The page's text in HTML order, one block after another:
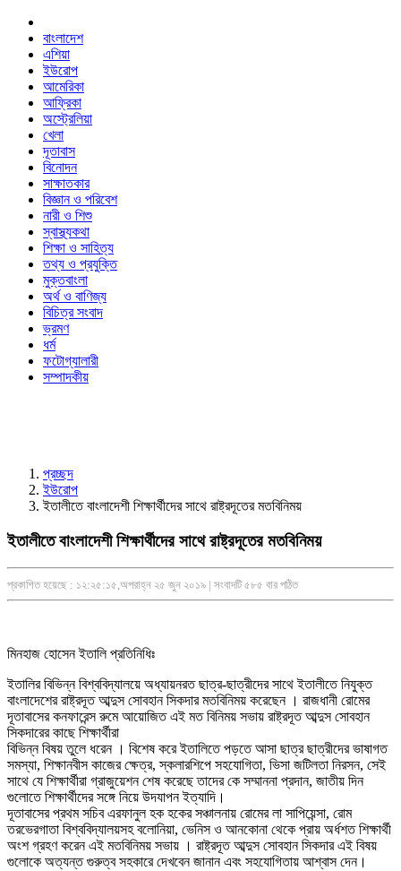
বাংলাদেশ
এশিয়া
ইউরোপ
আমেরিকা
আফ্রিকা
অস্ট্রেলিয়া
খেলা
দূতাবাস
বিনোদন
সাক্ষাতকার
বিজ্ঞান ও পরিবেশ
নারী ও শিশু
স্বাস্থ্যকথা
শিক্ষা ও সাহিত্য
তথ্য ও প্রযুক্তি
মুক্তবাংলা
অর্থ ও বাণিজ্য
বিচিত্র সংবাদ
ভ্রমণ
ধর্ম
ফটোগ্যালারী
সম্পাদকীয়
প্রচ্ছদ
ইউরোপ
ইতালীতে বাংলাদেশী শিক্ষার্থীদের সাথে রাষ্ট্রদূতের মতবিনিময়
ইতালীতে বাংলাদেশী শিক্ষার্থীদের সাথে রাষ্ট্রদূতের মতবিনিময়
প্রকাশিত হয়েছে : ১২:২৫:১৫,অপরাহ্ন ২৫ জুন ২০১৯ | সংবাদটি ৫৮৫ বার পঠিত
মিনহাজ হোসেন ইতালি প্রতিনিধিঃ
ইতালির বিভিন্ন বিশ্ববিদ্যালয়ে অধ্যায়নরত ছাত্র-ছাত্রীদের সাথে ইতালীতে নিযুক্ত
বাংলাদেশের রাষ্ট্রদূত আব্দুস সোবহান সিকদার মতবিনিময় করেছেন । রাজধানী রোমের
দূতাবাসের কনফারেন্স রুমে আয়োজিত এই মত বিনিময় সভায় রাষ্ট্রদূত আব্দুস সোবহান
সিকদারের কাছে শিক্ষার্থীরা
বিভিন্ন বিষয় তুলে ধরেন । বিশেষ করে ইতালিতে পড়তে আসা ছাত্র ছাত্রীদের ভাষাগত
সমস্যা, শিক্ষানবীস কাজের ক্ষেত্র, স্কলারশিপে সহযোগিতা, ভিসা জটিলতা নিরসন, সেই
সাথে যে শিক্ষার্থীরা গ্রাজুয়েশন শেষ করেছে তাদের কে সম্মাননা প্রদান, জাতীয় দিন
গুলোতে শিক্ষার্থীদের সঙ্গে নিয়ে উদযাপন ইত্যাদি।
দূতাবাসের প্রথম সচিব এরফানুল হক হকের সঞ্চালনায় রোমের লা সাপিয়েন্সা, রোম
তরভেরগাতা বিশ্ববিদ্যালয়সহ বলোনিয়া, ভেনিস ও আনকোনা থেকে প্রায় অর্ধশত শিক্ষার্থী
অংশ গ্রহণ করেন এই মতবিনিময় সভায় । রাষ্ট্রদূত আব্দুস সোবহান সিকদার এই বিষয়
গুলোকে অত্যন্ত গুরুত্ব সহকারে দেখবেন জানান এবং সহযোগিতায় আশ্বাস দেন।